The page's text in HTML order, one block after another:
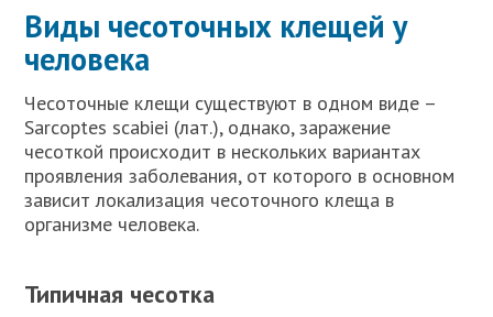
Виды чесоточных клещей у
человека
Чесоточные клещи существуют в одном виде –
Sarcoptes scabiei (лат.), однако, заражение
чесоткой происходит в нескольких вариантах
проявления заболевания, от которого в основном
зависит локализация чесоточного клеща в
организме человека.
Типичная чесотка